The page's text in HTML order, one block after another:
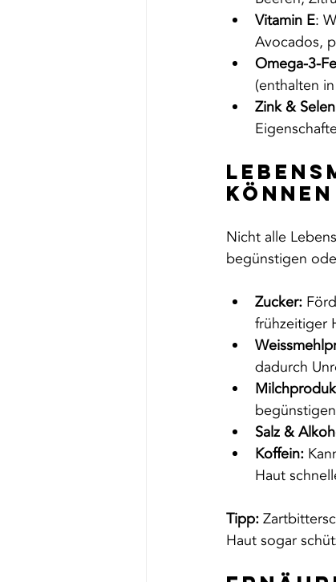
Vitamin E:
Avocados,
Omega-3-
(enthalten
Zink & Selen
können
Nicht alle
begünstigen
Zucker:
frühzeitiger
dadurch
Salz &
Koffein:
Haut
Tipp:
Haut sogar